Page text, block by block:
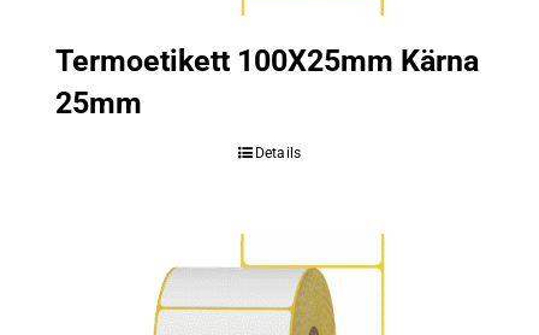
Termoetikett 100X25mm Kärna
25mm
Details